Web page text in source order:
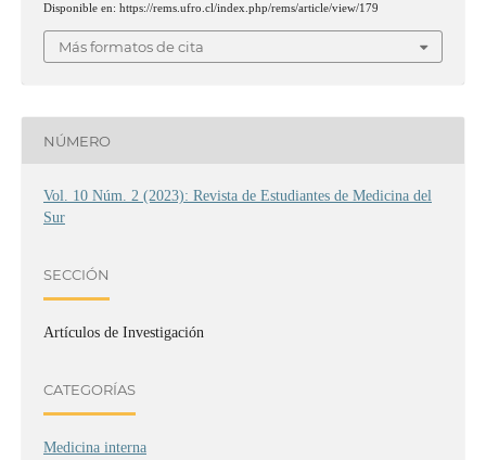
Disponible en: https://rems.ufro.cl/index.php/rems/article/view/179
Más formatos de cita
NÚMERO
Vol. 10 Núm. 2 (2023): Revista de Estudiantes de Medicina del
Sur
SECCIÓN
Artículos de Investigación
CATEGORÍAS
Medicina interna